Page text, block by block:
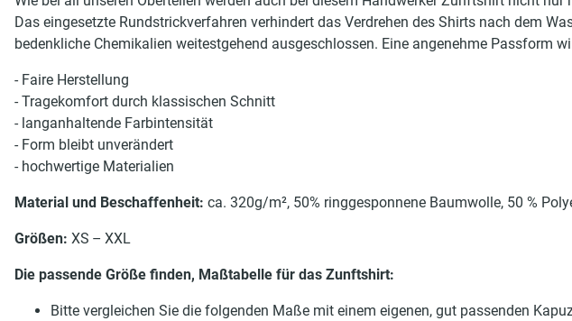
Das eingesetzte Rundstrickverfahren verhindert das Verdrehen des Shirts nach dem
bedenkliche Chemikalien weitestgehend ausgeschlossen. Eine angenehme Passform
- Faire Herstellung
- Tragekomfort durch klassischen Schnitt
- langanhaltende Farbintensität
- Form bleibt unverändert
- hochwertige Materialien
Material und Beschaffenheit: ca. 320g/m², 50% ringgesponnene Baumwolle, 50 %
Größen: XS – XXL
Die passende Größe finden, Maßtabelle für das Zunftshirt:
Bitte vergleichen Sie die folgenden Maße mit einem eigenen, gut passenden